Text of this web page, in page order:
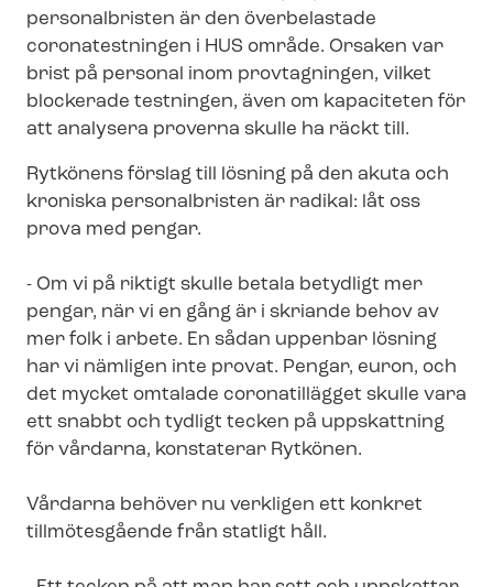
personalbristen är den överbelastade
coronatestningen i HUS område. Orsaken var
brist på personal inom provtagningen, vilket
blockerade testningen, även om kapaciteten för
att analysera proverna skulle ha räckt till.
Rytkönens förslag till lösning på den akuta och
kroniska personalbristen är radikal: låt oss
prova med pengar.
- Om vi på riktigt skulle betala betydligt mer
pengar, när vi en gång är i skriande behov av
mer folk i arbete. En sådan uppenbar lösning
har vi nämligen inte provat. Pengar, euron, och
det mycket omtalade coronatillägget skulle vara
ett snabbt och tydligt tecken på uppskattning
för vårdarna, konstaterar Rytkönen.
Vårdarna behöver nu verkligen ett konkret
tillmötesgående från statligt håll.